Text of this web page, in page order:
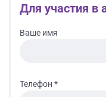
Для участия в
Ваше имя
Телефон *
порядке
обработки